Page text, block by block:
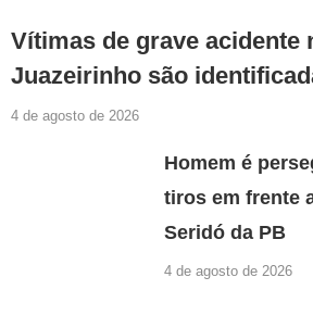
Vítimas de grave acidente
Juazeirinho são
4 de agosto de 2026
Homem é
tiros em frente
Seridó da PB
4 de agosto de 2026